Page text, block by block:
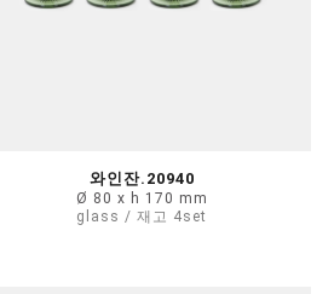
와인잔.20940
Ø 80 x h 170 mm
glass / 재고 4set